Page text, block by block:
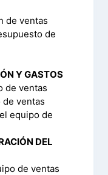
de ventas
de
Y GASTOS
de ventas
ventas
equipo de
DEL
de ventas